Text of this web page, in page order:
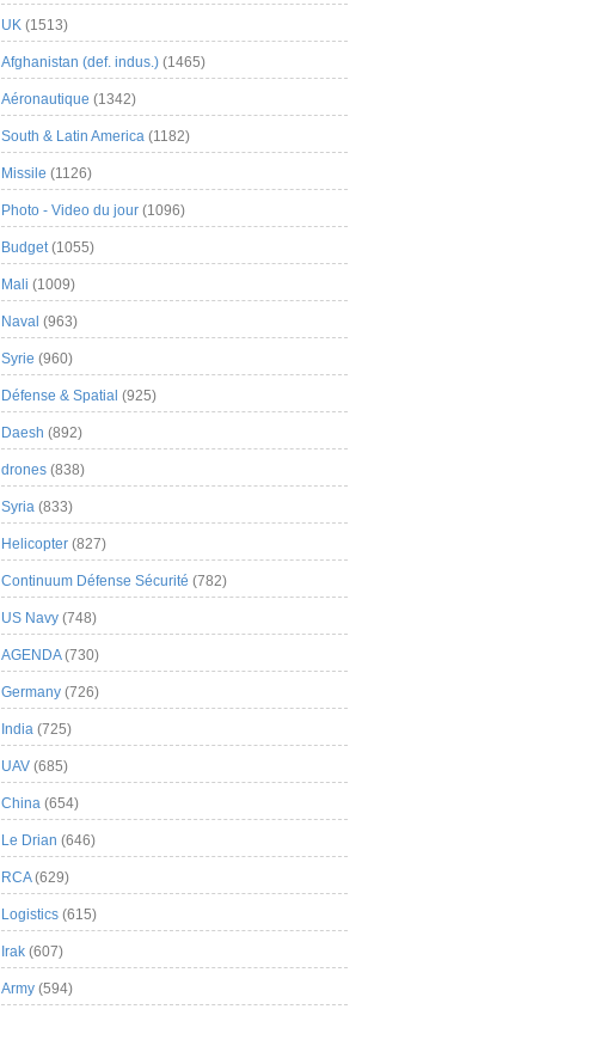
UK (1513)
Afghanistan (def. indus.) (1465)
Aéronautique (1342)
South & Latin America (1182)
Missile (1126)
Photo - Video du jour (1096)
Budget(1055)
Mali (1009)
Naval (963)
Syrie (960)
Défense & Spatial (925)
Daesh (892)
drones (838)
Syria (833)
Helicopter (827)
Continuum Défense Sécurité (782)
US Navy (748)
AGENDA(730)
Germany (726)
India (725)
UAV (685)
China (654)
Le Drian (646)
RCA(629)
Logistics (615)
Irak (607)
Army (594)